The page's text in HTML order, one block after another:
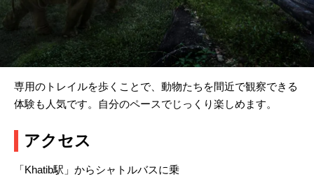
専用のトレイルを歩くことで、動物たちを間近で観察できる
体験も人気です。自分のペースでじっくり楽しめます。
アクセス
「Khatib駅」からシャトルバスに乗